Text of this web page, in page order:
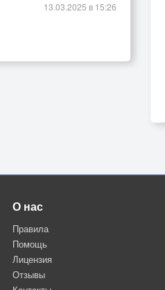
13.03.2025 в 15:26
О нас
Правила
Помощь
Лицензия
Отзывы